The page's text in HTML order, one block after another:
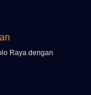
Raya dengan